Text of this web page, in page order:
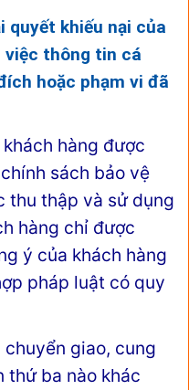
quyết khiếu nại của
việc thông tin cá
hoặc phạm vi đã
hàng được
sách bảo vệ
thu thập và sử dụng
hàng chỉ được
ý của khách hàng
pháp luật có quy
giao, cung
thứ ba nào khác